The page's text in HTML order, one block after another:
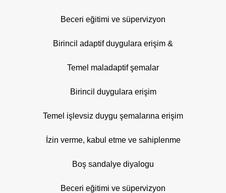
Beceri eğitimi ve süpervizyon
Birincil adaptif duygulara erişim &
Temel maladaptif şemalar
Birincil duygulara erişim
Temel işlevsiz duygu şemalarına erişim
İzin verme, kabul etme ve sahiplenme
Boş sandalye diyalogu
Beceri eğitimi ve süpervizyon